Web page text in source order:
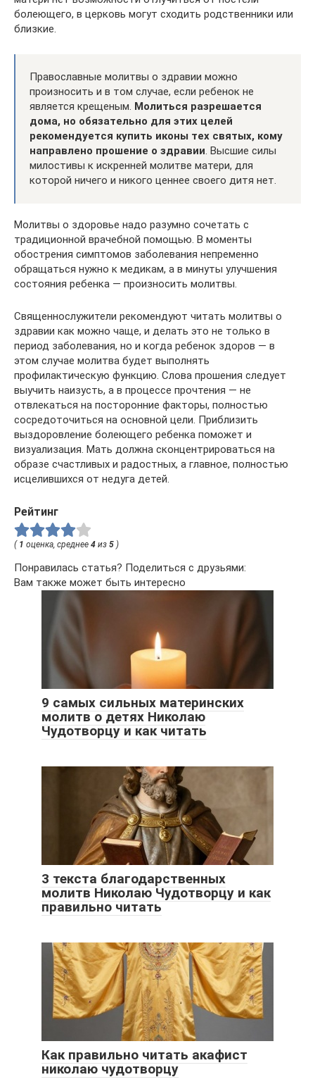
болеющего, в церковь могут сходить родственники или
близкие.
Православные молитвы о здравии можно
произносить и в том случае, если ребенок не
является крещеным. Молиться разрешается
дома, но обязательно для этих целей
рекомендуется купить иконы тех святых, кому
направлено прошение о здравии . Высшие силы
милостивы к искренней молитве матери, для
которой ничего и никого ценнее своего дитя нет.
Молитвы о здоровье надо разумно сочетать с
традиционной врачебной помощью. В моменты
обострения симптомов заболевания непременно
обращаться нужно к медикам, а в минуты улучшения
состояния ребенка — произносить молитвы.
Священнослужители рекомендуют читать молитвы о
здравии как можно чаще, и делать это не только в
период заболевания, но и когда ребенок здоров — в
этом случае молитва будет выполнять
профилактическую функцию. Слова прошения следует
выучить наизусть, а в процессе прочтения — не
отвлекаться на посторонние факторы, полностью
сосредоточиться на основной цели. Приблизить
выздоровление болеющего ребенка поможет и
визуализация. Мать должна сконцентрироваться на
образе счастливых и радостных, а главное, полностью
исцелившихся от недуга детей.
Рейтинг
( 1 оценка, среднее 4 из 5 )
Понравилась статья? Поделиться с друзьями:
Вам также может быть интересно
9 самых сильных материнских
молитв о детях Николаю
Чудотворцу и как читать
3 текста благодарственных
молитв Николаю Чудотворцу и как
правильно читать
Как правильно читать акафист
николаю чудотворцу